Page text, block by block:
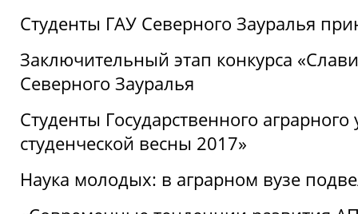
Студенты ГАУ Северного Зауралья
Заключительный этап конкурса
Северного Зауралья
Студенты Государственного
студенческой весны 2017»
Наука молодых: в аграрном вузе